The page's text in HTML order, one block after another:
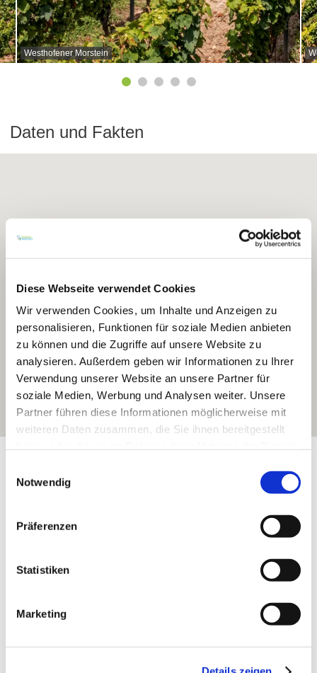
Diese Webseite verwendet Cookies
Wir verwenden Cookies, um Inhalte und Anzeigen zu
personalisieren, Funktionen für soziale Medien anbieten
zu können und die Zugriffe auf unsere Website zu
analysieren. Außerdem geben wir Informationen zu Ihrer
Verwendung unserer Website an unsere Partner für
soziale Medien, Werbung und Analysen weiter. Unsere
Partner führen diese Informationen möglicherweise mit
weiteren Daten zusammen, die Sie ihnen bereitgestellt
Notwendig
Präferenzen
Statistiken
Marketing
Westhofener Morstein
Daten und Fakten
Rebfläche:151 Hektar
Meereshöhe:150-240 m